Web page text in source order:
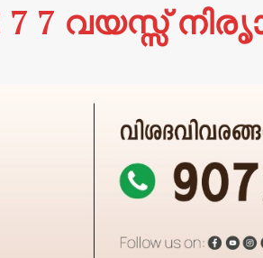
7 7 വയസ്സ്